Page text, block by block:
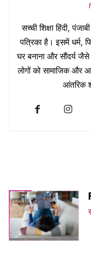
सच्ची शिक्षा हिंदी,
पत्रिका है। इसमें धर्म,
घर बनाना और सौंदर्य
लोगों को सामाजिक और
आंतरिक